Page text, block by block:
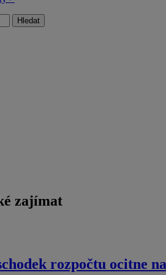
Hledat
zajímat
rozpočtu ocitne